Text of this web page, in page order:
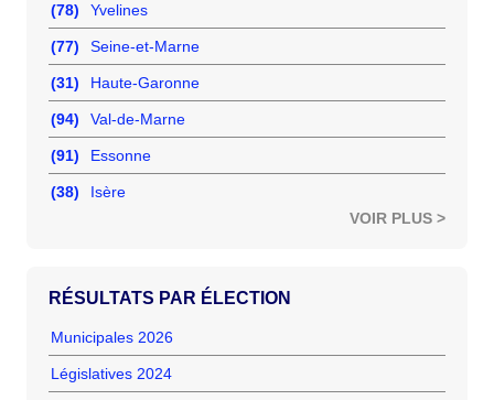
(78) Yvelines
(77) Seine-et-Marne
(31) Haute-Garonne
(94) Val-de-Marne
(91) Essonne
(38)
Isère
VOIR PLUS >
RÉSULTATS PAR ÉLECTION
Municipales 2026
Législatives 2024